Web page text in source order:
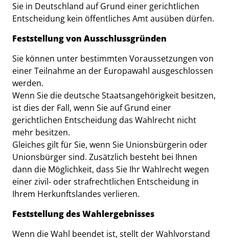
Sie in Deutschland auf Grund einer gerichtlichen
Entscheidung kein öffentliches Amt ausüben dürfen.
Feststellung von Ausschlussgründen
Sie können unter bestimmten Voraussetzungen von
einer Teilnahme an der Europawahl ausgeschlossen
werden.
Wenn Sie die deutsche Staatsangehörigkeit besitzen,
ist dies der Fall, wenn Sie auf Grund einer
gerichtlichen Entscheidung das Wahlrecht nicht
mehr besitzen.
Gleiches gilt für Sie, wenn Sie Unionsbürgerin oder
Unionsbürger sind. Zusätzlich besteht bei Ihnen
dann die Möglichkeit, dass Sie Ihr Wahlrecht wegen
einer zivil- oder strafrechtlichen Entscheidung in
Ihrem Herkunftslandes verlieren.
Feststellung des Wahlergebnisses
Wenn die Wahl beendet ist, stellt der Wahlvorstand